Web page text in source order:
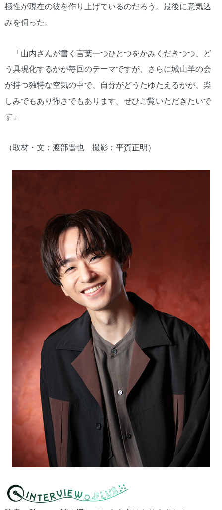
極性が現在の彼を作り上げているのだろう。最後に意気込
みを伺った。
「山内さんが書く言葉一つひとつをかみくだきつつ、ど
う具現化するかが毎回のテーマですが、さらに城山羊の会
が持つ独特な空気の中で、自分がどうたゆたえるかが、楽
しみでもあり怖さでもあります。せひご覧いただきたいで
す」
（取材・文：渡部晋也 撮影：平賀正明）